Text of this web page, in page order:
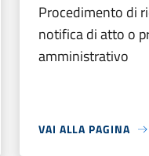
Procedimento di
notifica di atto o
amministrativo
VAI ALLA PAGINA